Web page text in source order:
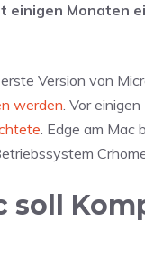
Monaten
Version von
werden. Vor
. Edge am Mac
soll